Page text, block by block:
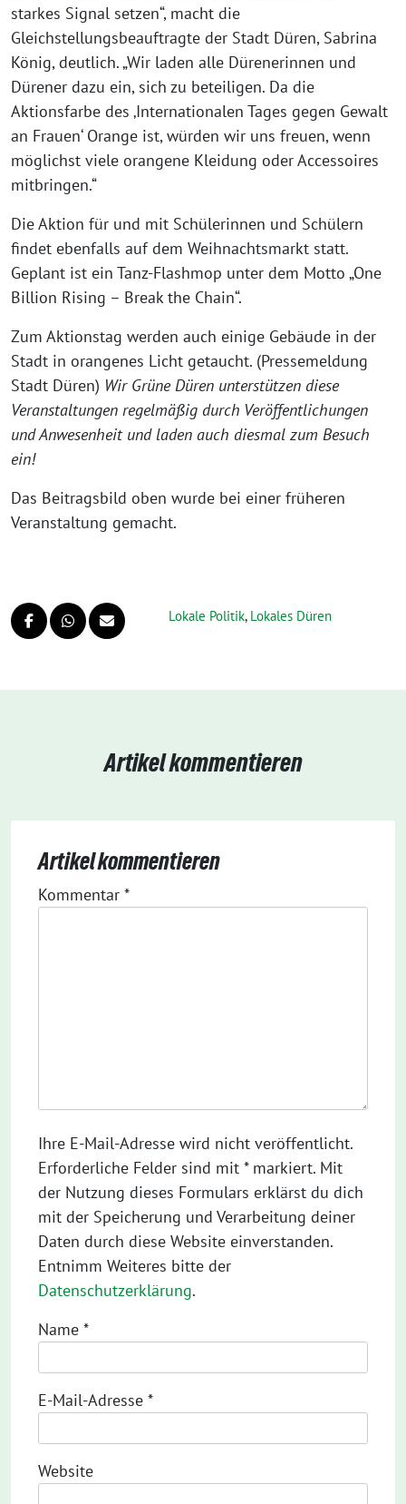
starkes Signal setzen“, macht die
Gleichstellungsbeauftragte der Stadt Düren, Sabrina
König, deutlich. „Wir laden alle Dürenerinnen und
Dürener dazu ein, sich zu beteiligen. Da die
Aktionsfarbe des ‚Internationalen Tages gegen Gewalt
an Frauen‘ Orange ist, würden wir uns freuen, wenn
möglichst viele orangene Kleidung oder Accessoires
mitbringen.“
Die Aktion für und mit Schülerinnen und Schülern
findet ebenfalls auf dem Weihnachtsmarkt statt.
Geplant ist ein Tanz-Flashmop unter dem Motto „One
Billion Rising – Break the Chain“.
Zum Aktionstag werden auch einige Gebäude in der
Stadt in orangenes Licht getaucht. (Pressemeldung
Stadt Düren) Wir Grüne Düren unterstützen diese
Veranstaltungen regelmäßig durch Veröffentlichungen
und Anwesenheit und laden auch diesmal zum Besuch
ein!
Das Beitragsbild oben wurde bei einer früheren
Veranstaltung gemacht.
Lokale Politik, Lokales Düren
Artikel kommentieren
Artikel kommentieren
Kommentar *
Ihre E-Mail-Adresse wird nicht veröffentlicht.
Erforderliche Felder sind mit * markiert. Mit
der Nutzung dieses Formulars erklärst du dich
mit der Speicherung und Verarbeitung deiner
Daten durch diese Website einverstanden.
Entnimm Weiteres bitte der
Datenschutzerklärung.
Name *
E-Mail-Adresse *
Website